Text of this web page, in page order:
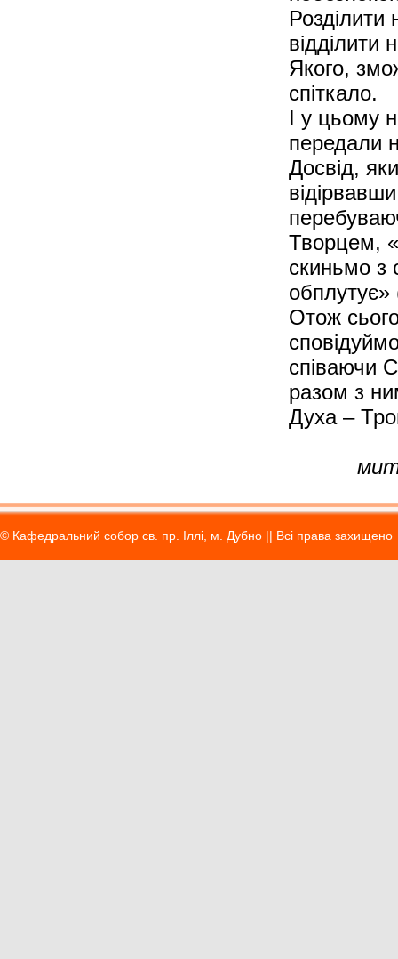
Розділити
відділити
Якого,
спіткало.
І у цьому
передали
Досвід,
Творцем,
скиньмо з
Отож
співаючи
разом з
Духа –
© Кафедральний собор св. пр. Іллі, м. Дубно || Вci права захищено